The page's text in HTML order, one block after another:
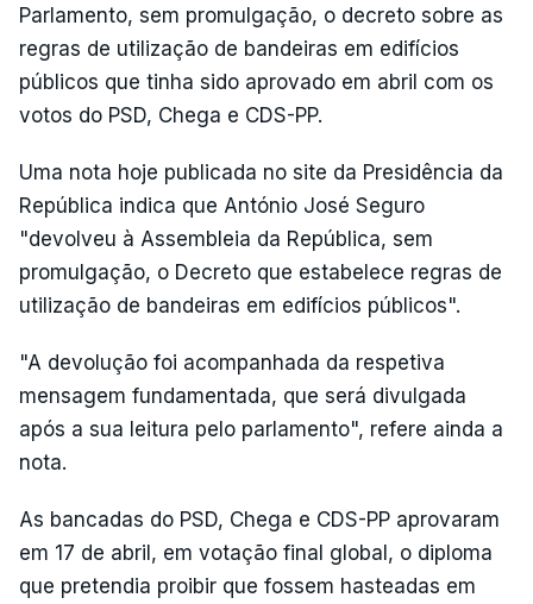
Parlamento, sem promulgação, o decreto sobre as
regras de utilização de bandeiras em edifícios
públicos que tinha sido aprovado em abril com os
votos do PSD, Chega e CDS-PP.
Uma nota hoje publicada no site da Presidência da
República indica que António José Seguro
"devolveu à Assembleia da República, sem
promulgação, o Decreto que estabelece regras de
utilização de bandeiras em edifícios públicos".
"A devolução foi acompanhada da respetiva
mensagem fundamentada, que será divulgada
após a sua leitura pelo parlamento", refere ainda a
nota.
As bancadas do PSD, Chega e CDS-PP aprovaram
em 17 de abril, em votação final global, o diploma
que pretendia proibir que fossem hasteadas em